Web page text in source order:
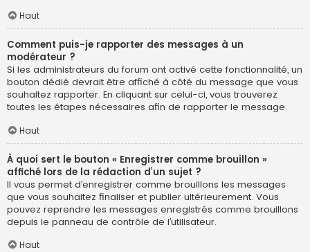
Haut
Comment puis-je rapporter des messages à un
modérateur ?
Si les administrateurs du forum ont activé cette fonctionnalité, un
bouton dédié devrait être affiché à côté du message que vous
souhaitez rapporter. En cliquant sur celui-ci, vous trouverez
toutes les étapes nécessaires afin de rapporter le message.
Haut
À quoi sert le bouton « Enregistrer comme brouillon »
affiché lors de la rédaction d’un sujet ?
Il vous permet d’enregistrer comme brouillons les messages
que vous souhaitez finaliser et publier ultérieurement. Vous
pouvez reprendre les messages enregistrés comme brouillons
depuis le panneau de contrôle de l’utilisateur.
Haut